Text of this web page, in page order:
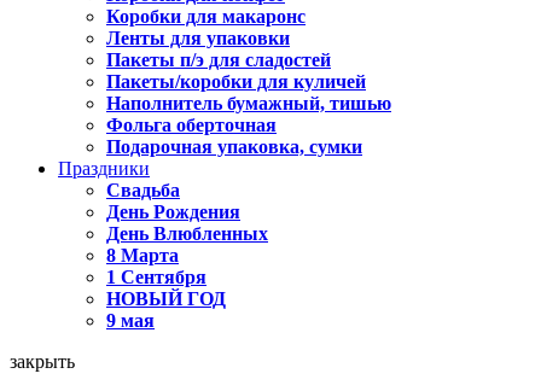
Коробки для макаронс
Ленты для упаковки
Пакеты п/э для сладостей
Пакеты/коробки для куличей
Наполнитель бумажный, тишью
Фольга оберточная
Подарочная упаковка, сумки
Праздники
Свадьба
День Рождения
День Влюбленных
8 Марта
1 Сентября
НОВЫЙ ГОД
9 мая
закрыть